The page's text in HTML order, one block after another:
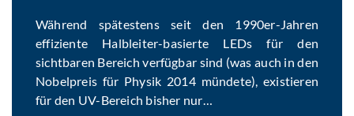
Während spätestens seit den 1990er-Jahren
effiziente Halbleiter-basierte LEDs für den
sichtbaren Bereich verfügbar sind (was auch in den
Nobelpreis für Physik 2014 mündete), existieren
für den UV-Bereich bisher nur…